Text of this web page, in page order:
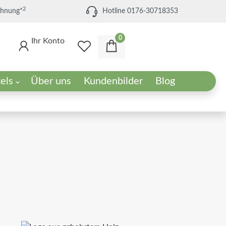
2 Hotline 0176-30718353
Ihr Konto 0
Über uns Kundenbilder Blog